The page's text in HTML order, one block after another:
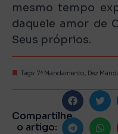
mesmo tempo
daquele amor de
Seus próprios.
Tags: 7º Mandamento, Dez
Compartilhe
o artigo: